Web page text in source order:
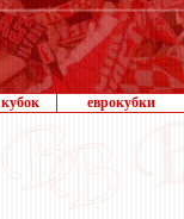
кубок еврокубки